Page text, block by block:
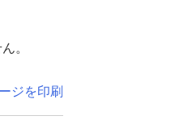
。
ジを印刷